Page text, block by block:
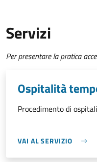
Servizi
Per presentare la pratica
Ospitalità
Procedimento di
VAI AL SERVIZIO